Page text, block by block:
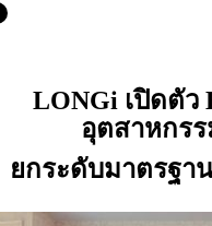
LONGi เปิดตัว
อุตสาหกร
ยกระดับมาตรฐา